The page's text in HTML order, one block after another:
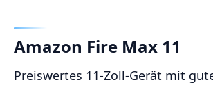
Amazon Fire Max 11
Preiswertes 11‑Zoll‑Gerät mit